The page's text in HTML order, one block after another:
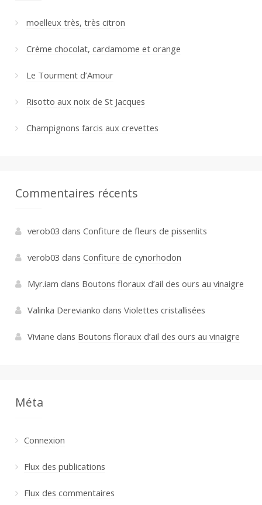
moelleux très, très citron
Crème chocolat, cardamome et orange
Le Tourment d’Amour
Risotto aux noix de St Jacques
Champignons farcis aux crevettes
Commentaires récents
verob03 dans Confiture de fleurs de pissenlits
verob03 dans Confiture de cynorhodon
Myr.iam dans Boutons floraux d’ail des ours au vinaigre
Valinka Derevianko dans Violettes cristallisées
Viviane dans Boutons floraux d’ail des ours au vinaigre
Méta
Connexion
Flux des publications
Flux des commentaires